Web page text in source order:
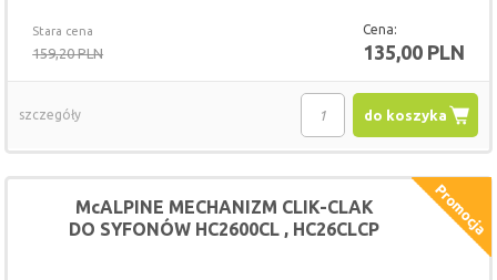
Stara cena
159,20 PLN
Cena:
135,00 PLN
do koszyka
szczegóły
McALPINE MECHANIZM CLIK-CLAK
DO SYFONÓW HC2600CL , HC26CLCP